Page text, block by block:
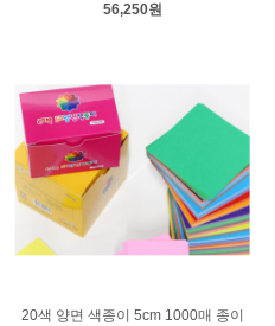
56,250원
20색 양면 색종이 5cm 1000매 종이